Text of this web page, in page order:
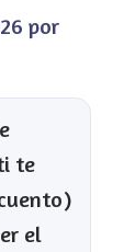
por
te
el